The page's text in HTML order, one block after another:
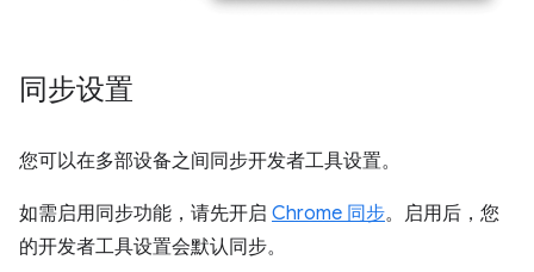
同步设置
您可以在多部设备之间同步开发者工具设置。
如需启用同步功能，请先开启 Chrome 同步。启用后，您
的开发者工具设置会默认同步。